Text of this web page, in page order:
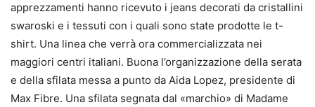
apprezzamenti hanno ricevuto i jeans decorati da cristallini
swaroski e i tessuti con i quali sono state prodotte le t-
shirt. Una linea che verrà ora commercializzata nei
maggiori centri italiani. Buona l’organizzazione della serata
e della sfilata messa a punto da Aida Lopez, presidente di
Max Fibre. Una sfilata segnata dal «marchio» di Madame